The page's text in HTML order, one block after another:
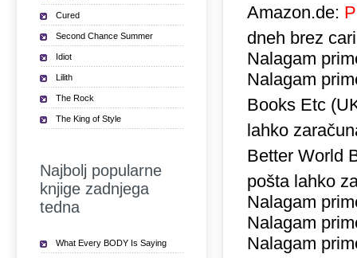
Amazon.de:
dneh brez
Nalagam
Nalagam
Books Etc
lahko
Better World
pošta lahko
Nalagam
Nalagam
Nalagam
Cured
Second Chance Summer
Idiot
Lilith
The Rock
The King of Style
Najbolj popularne
knjige zadnjega
tedna
What Every BODY Is Saying